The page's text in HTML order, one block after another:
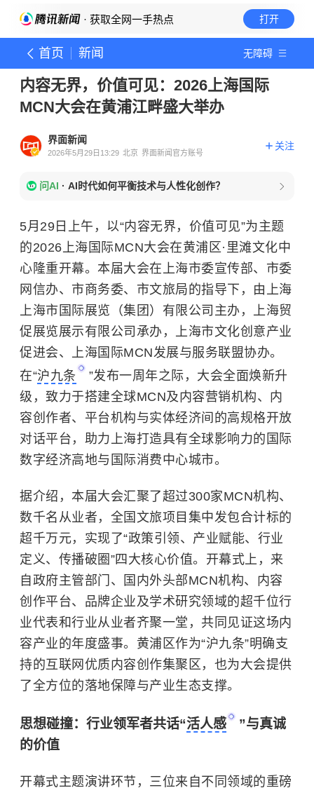
· 获取全网一手热点 打开
首页 新闻 无障碍
内容无界，价值可见：2026上海国际
MCN大会在黄浦江畔盛大举办
界面新闻
2026年5月29日13:29 北京 界面新闻官方账号
关注
问AI · AI时代如何平衡技术与人性化创作？
5月29日上午，以“内容无界，价值可见”为主题
的2026上海国际MCN大会在黄浦区·里滩文化中
心隆重开幕。本届大会在上海市委宣传部、市委
网信办、市商务委、市文旅局的指导下，由上海
上海市国际展览（集团）有限公司主办，上海贸
促展览展示有限公司承办，上海市文化创意产业
促进会、上海国际MCN发展与服务联盟协办。
在“沪九条
”发布一周年之际，大会全面焕新升
级，致力于搭建全球MCN及内容营销机构、内
容创作者、平台机构与实体经济间的高规格开放
对话平台，助力上海打造具有全球影响力的国际
数字经济高地与国际消费中心城市。
据介绍，本届大会汇聚了超过300家MCN机构、
数千名从业者，全国文旅项目集中发包合计标的
超千万元，实现了“政策引领、产业赋能、行业
定义、传播破圈”四大核心价值。开幕式上，来
自政府主管部门、国内外头部MCN机构、内容
创作平台、品牌企业及学术研究领域的超千位行
业代表和行业从业者齐聚一堂，共同见证这场内
容产业的年度盛事。黄浦区作为“沪九条”明确支
持的互联网优质内容创作集聚区，也为大会提供
了全方位的落地保障与产业生态支撑。
思想碰撞：行业领军者共话“活人感
”与真诚
的价值
开幕式主题演讲环节，三位来自不同领域的重磅